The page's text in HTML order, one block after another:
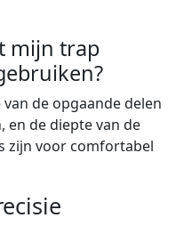
mijn trap
de opgaande delen
en de diepte van de
zijn voor comfortabel